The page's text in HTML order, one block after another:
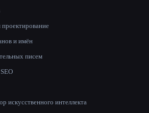
и имён
писем
искусственного интеллекта